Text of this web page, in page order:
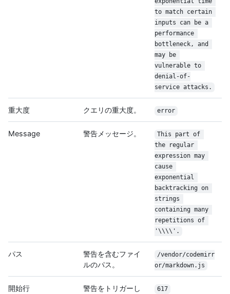
to match certain
inputs can be a
performance
bottleneck, and
may be
vulnerable to
denial-of-
service attacks.
重大度 クエリの重大度。 error
Message 警告メッセージ。
This part of
the regular
expression may
cause
exponential
backtracking on
strings
containing many
repetitions of
'\\\\'.
パス
警告を含むファイ
ルのパス。
/vendor/codemirr
or/markdown.js
開始行
警告をトリガーし
617